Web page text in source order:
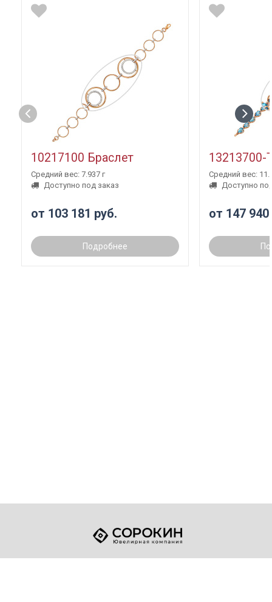
10217100 Браслет
Средний вес: 7.937 г
Доступно под заказ
от 103 181 руб.
Подробнее
13213700-
Средний вес:
Доступно
от 147 940